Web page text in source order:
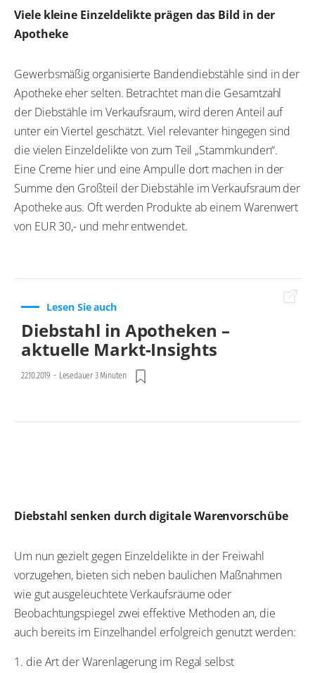
Viele kleine Einzeldelikte prägen das Bild in der
Apotheke
Gewerbsmäßig organisierte Bandendiebstähle sind in der
Apotheke eher selten. Betrachtet man die Gesamtzahl
der Diebstähle im Verkaufsraum, wird deren Anteil auf
unter ein Viertel geschätzt. Viel relevanter hingegen sind
die vielen Einzeldelikte von zum Teil „Stammkunden“.
Eine Creme hier und eine Ampulle dort machen in der
Summe den Großteil der Diebstähle im Verkaufsraum der
Apotheke aus. Oft werden Produkte ab einem Warenwert
von EUR 30,- und mehr entwendet.
Lesen Sie auch
Diebstahl in Apotheken –
aktuelle Markt-Insights
22.10.2019 - Lesedauer 3 Minuten
Diebstahl senken durch digitale Warenvorschübe
Um nun gezielt gegen Einzeldelikte in der Freiwahl
vorzugehen, bieten sich neben baulichen Maßnahmen
wie gut ausgeleuchtete Verkaufsräume oder
Beobachtungspiegel zwei effektive Methoden an, die
auch bereits im Einzelhandel erfolgreich genutzt werden:
1. die Art der Warenlagerung im Regal selbst